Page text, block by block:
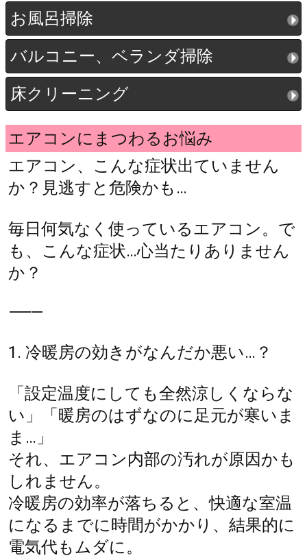
お風呂掃除
バルコニー、ベランダ掃除
床クリーニング
エアコンにまつわるお悩み
エアコン、こんな症状出ていません
か？見逃すと危険かも…
毎日何気なく使っているエアコン。で
も、こんな症状…心当たりありません
か？
⸻
1. 冷暖房の効きがなんだか悪い…？
「設定温度にしても全然涼しくならな
い」「暖房のはずなのに足元が寒いま
ま…」
それ、エアコン内部の汚れが原因かも
しれません。
冷暖房の効率が落ちると、快適な室温
になるまでに時間がかかり、結果的に
電気代もムダに。